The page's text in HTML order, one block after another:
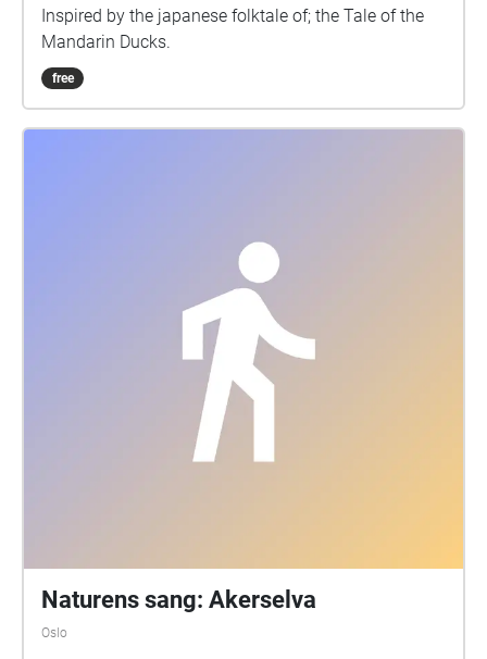
Inspired by the japanese folktale of; the Tale of the
Mandarin Ducks.
free
Naturens sang: Akerselva
Oslo